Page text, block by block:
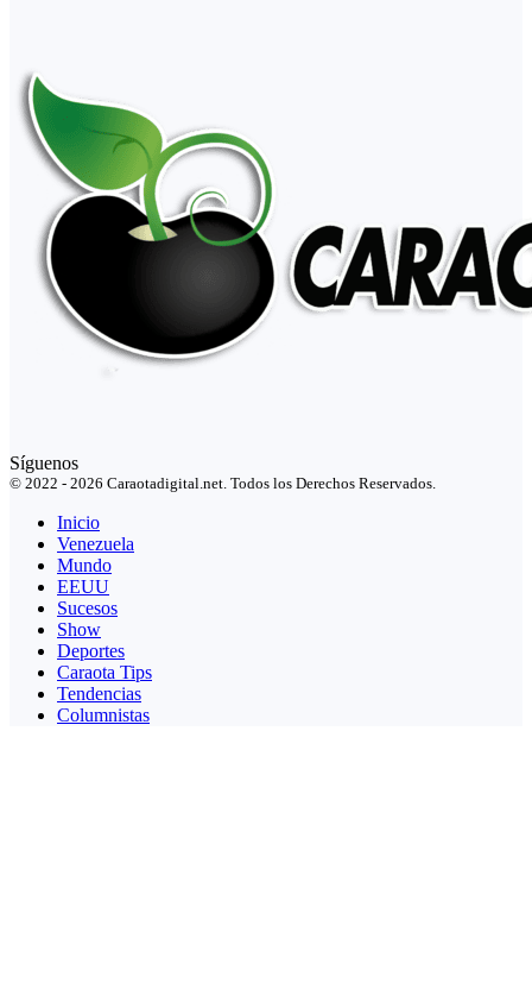
Síguenos
© 2022 - 2026 Caraotadigital.net. Todos los Derechos Reservados.
Inicio
Venezuela
Mundo
EEUU
Sucesos
Show
Deportes
Caraota Tips
Tendencias
Columnistas